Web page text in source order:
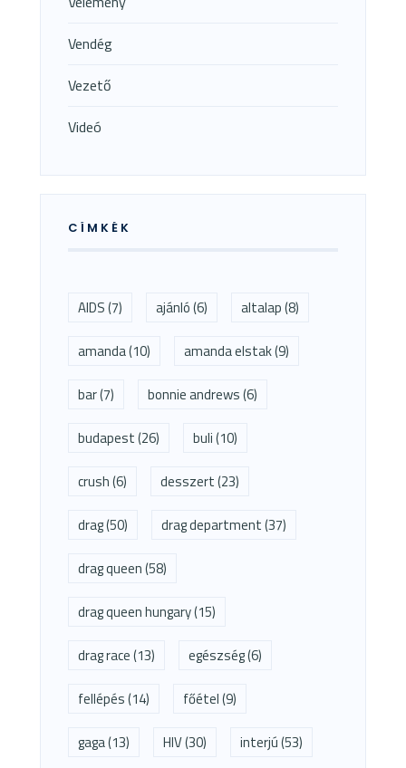
Vendég
Vezető
Videó
CÍMKÉK
AIDS(7) ajánló(6) altalap(8)
amanda(10) amanda elstak(9)
bar(7) bonnie andrews(6)
budapest(26) buli(10)
crush(6) desszert(23)
drag(50) drag department(37)
drag queen(58)
drag queen hungary(15)
drag race(13) egészség(6)
fellépés(14) főétel(9)
gaga(13) HIV(30) interjú(53)